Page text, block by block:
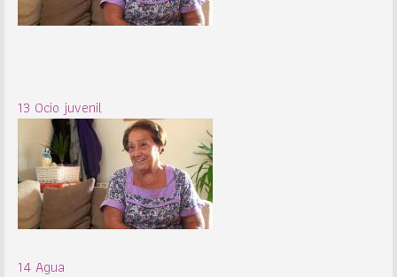
13 Ocio juvenil
14 Agua